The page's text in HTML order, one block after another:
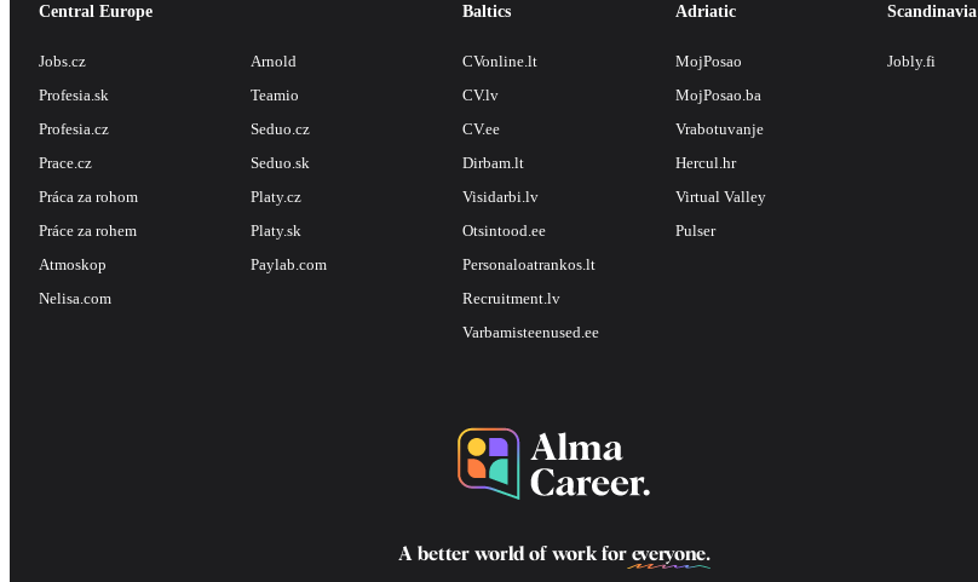
Central Europe
Jobs.cz
Profesia.sk
Profesia.cz
Prace.cz
Práca za rohom
Práce za rohem
Atmoskop
Nelisa.com
Arnold
Teamio
Seduo.cz
Seduo.sk
Platy.cz
Platy.sk
Paylab.com
Baltics
CVonline.lt
CV.lv
CV.ee
Dirbam.lt
Visidarbi.lv
Otsintood.ee
Personaloatrankos.lt
Recruitment.lv
Varbamisteenused.ee
Adriatic
MojPosao
MojPosao.ba
Vrabotuvanje
Hercul.hr
Virtual Valley
Pulser
Scandinavia
Jobly.fi
A better world of work for everyone.